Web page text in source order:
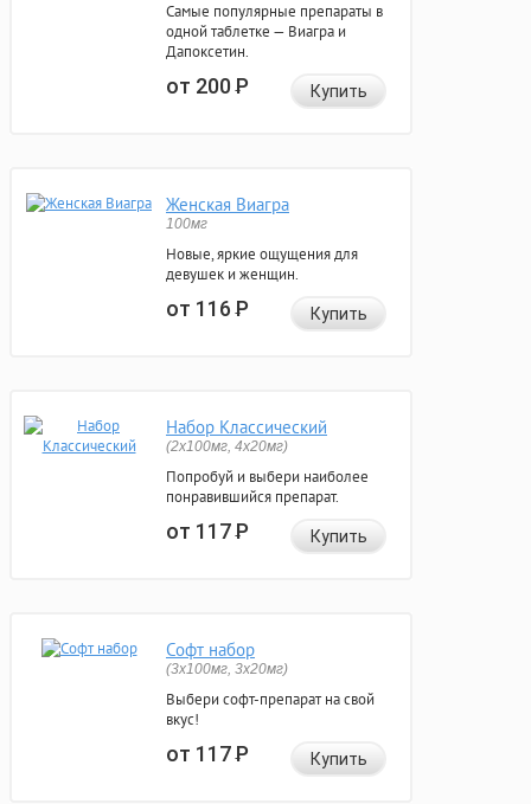
Самые популярные препараты в
одной таблетке — Виагра и
Дапоксетин.
от 200Р Купить
Женская Виагра
100мг
Новые, яркие ощущения для
девушек и женщин.
от 116Р Купить
Набор Классический
(2x100мг, 4x20мг)
Попробуй и выбери наиболее
понравившийся препарат.
от 117Р Купить
Софт набор
(3x100мг, 3x20мг)
Выбери софт-препарат на свой
вкус!
от 117Р Купить